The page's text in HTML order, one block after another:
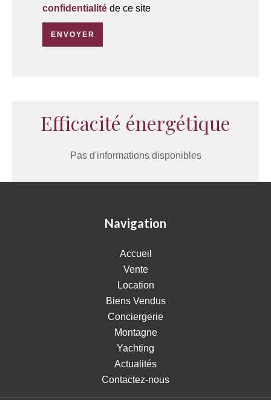
confidentialité de ce site
ENVOYER
Efficacité énergétique
Pas d'informations disponibles
Navigation
Accueil
Vente
Location
Biens Vendus
Conciergerie
Montagne
Yachting
Actualités
Contactez-nous